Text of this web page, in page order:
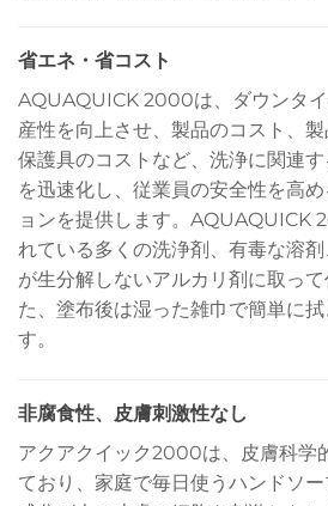
省エネ・省コスト
AQUAQUICK 2000は、ダウンタ
産性を向上させ、製品のコスト、
保護具のコストなど、洗浄に関連
を迅速化し、従業員の安全性を高
ョンを提供します。AQUAQUICK
れている多くの洗浄剤、有毒な溶
が生分解しないアルカリ剤に取っ
た、塗布後は湿った雑巾で簡単に
す。
非腐食性、皮膚刺激性なし
アクアクイック2000は、皮膚科学
ており、家庭で毎日使うハンドソ